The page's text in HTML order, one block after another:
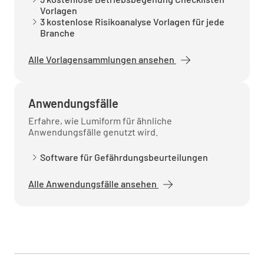
gekennzeichnet
JA
NEIN N/A
Vorlagen
3 kostenlose Risikoanalyse Vorlagen für jede
Branche
Alle Vorlagensammlungen ansehen
Anwendungsfälle
Erfahre, wie Lumiform für ähnliche
Anwendungsfälle genutzt wird.
Software für Gefährdungsbeurteilungen
Alle Anwendungsfälle ansehen